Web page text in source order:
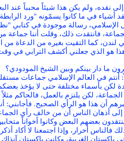
ولم يكن هذا شيئاً محبباً عند
في ما كانوا يسمّونه "ورد
الإسلامي، رسالة موجودة في
فانتقدت ذلك، وقلت أننا
كما التقيت بغيره من الدعاة
هذا هو الذي جعلني أكشف الترابي في
ما دار بينكم وبين الشيخ المودودي؟
أنتم في العالم الإسلامي جماعات
لكن بأسماء مختلفة حتى لا يؤخذ
لكن يلتزم بالعمل، فالحاكم
هذا هو الرأي الصحيح. فأجابني:
إلى أذهان الناس أن من خالف رأي
ينتقدون بعضهم البعض وكانوا
أحرار، وإذا اجتمعنا لا أكاد
باكستان الغربية، وكانت باكستان